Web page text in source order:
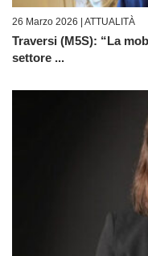
26 Marzo 2026 | ATTUALITÀ
Traversi (M5S): “La
settore ...